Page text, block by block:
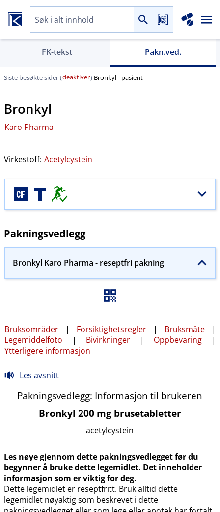
FK-tekst Pakn.ved.
Siste besøkte sider (deaktiver) Bronkyl - pasient
Bronkyl
Karo Pharma
Virkestoff: Acetylcystein
Pakningsvedlegg
Bronkyl Karo Pharma - reseptfri pakning
Bruksområder | Forsiktighetsregler | Bruksmåte |
Legemiddelfoto | Bivirkninger | Oppbevaring |
Ytterligere informasjon
Les avsnitt
Pakningsvedlegg: Informasjon til brukeren
Bronkyl 200 mg brusetabletter
acetylcystein
Les nøye gjennom dette pakningsvedlegget før du
begynner å bruke dette legemidlet. Det inneholder
informasjon som er viktig for deg.
Dette legemidlet er reseptfritt. Bruk alltid dette
legemidlet nøyaktig som beskrevet i dette